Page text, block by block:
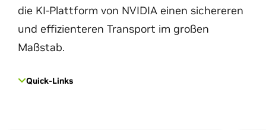
die KI-Plattform von NVIDIA einen sichereren
und effizienteren Transport im großen
Maßstab.
Quick-Links